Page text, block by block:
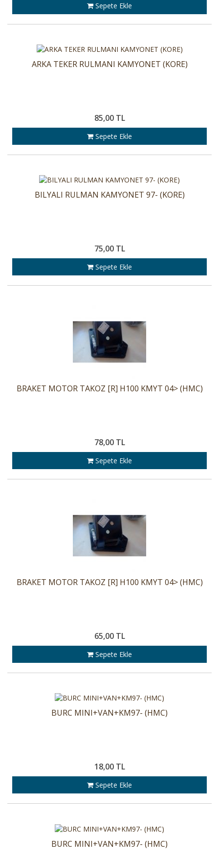
Sepete Ekle
ARKA TEKER RULMANI KAMYONET (KORE)
85,00 TL
Sepete Ekle
BILYALI RULMAN KAMYONET 97- (KORE)
75,00 TL
Sepete Ekle
BRAKET MOTOR TAKOZ [R] H100 KMYT 04> (HMC)
78,00 TL
Sepete Ekle
BRAKET MOTOR TAKOZ [R] H100 KMYT 04> (HMC)
65,00 TL
Sepete Ekle
BURC MINI+VAN+KM97- (HMC)
18,00 TL
Sepete Ekle
BURC MINI+VAN+KM97- (HMC)